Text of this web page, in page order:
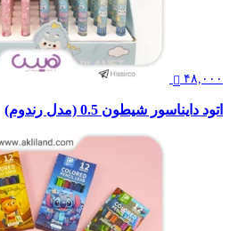
۴۸,۰۰۰
اتود دایناسور شیطون 0.5 (مدل رندوم)